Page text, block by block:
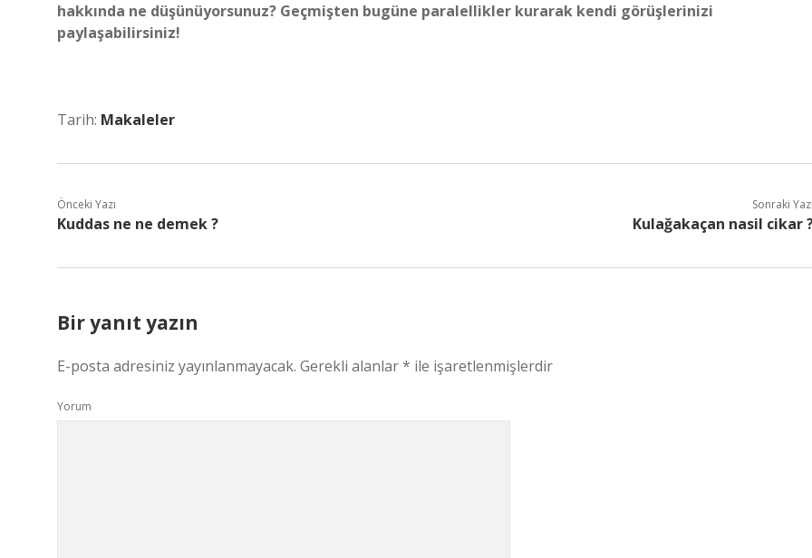
hakkında ne düşünüyorsunuz? Geçmişten bugüne paralellikler kurarak kendi görüşlerinizi
paylaşabilirsiniz!
Tarih: Makaleler
Önceki Yazı
Kuddas ne ne demek ?
Sonraki
Kulağakaçan nasil cikar
Bir yanıt yazın
E-posta adresiniz yayınlanmayacak. Gerekli alanlar* ile işaretlenmişlerdir
Yorum